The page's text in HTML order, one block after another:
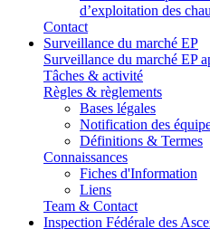
d’exploitation des
Contact
Surveillance du marché EP
Surveillance du marché EP
Tâches & activité
Règles & règlements
Bases légales
Notification des
Définitions & Termes
Connaissances
Fiches d'Information
Liens
Team & Contact
Inspection Fédérale des